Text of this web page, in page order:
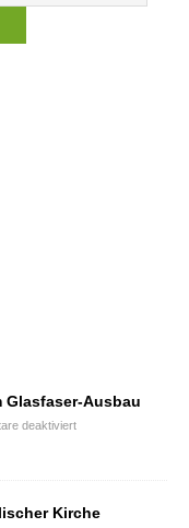
Glasfaser-Ausbau
deaktiviert
Kirche